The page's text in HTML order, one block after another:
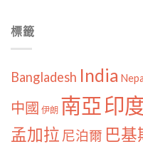
標籤
Bangladesh India
中國 伊朗 南亞印
孟加拉 尼泊爾 巴基